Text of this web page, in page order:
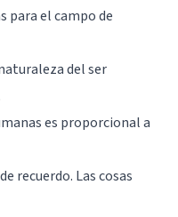
para el campo de
del ser
es proporcional a
recuerdo. Las cosas